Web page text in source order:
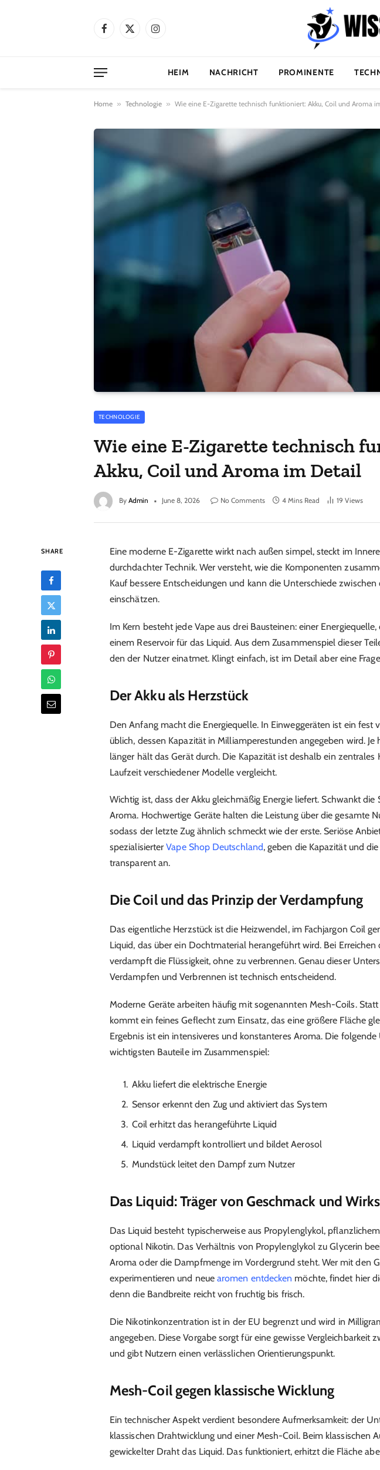
Facebook
X
Instagram
HEIM NACHRICHT PROMINENTE
Home » Technologie » Wie eine E-Zigarette technisch funktioniert: Akku, Coil und Aroma
TECHNOLOGIE
Wie eine E-Zigarette technisch
Akku, Coil und Aroma im Detail
By Admin June 8, 2026 No Comments 4 Mins Read 19 Views
SHARE
Eine moderne E-Zigarette wirkt nach außen simpel, steckt im
durchdachter Technik. Wer versteht, wie die Komponenten
Kauf bessere Entscheidungen und kann die Unterschiede zwischen
einschätzen.
Im Kern besteht jede Vape aus drei Bausteinen: einer
einem Reservoir für das Liquid. Aus dem Zusammenspiel dieser
den der Nutzer einatmet. Klingt einfach, ist im Detail aber eine
Der Akku als Herzstück
Den Anfang macht die Energiequelle. In Einweggeräten ist ein fest
üblich, dessen Kapazität in Milliamperestunden angegeben wird. Je
länger hält das Gerät durch. Die Kapazität ist deshalb ein zentrales
Laufzeit verschiedener Modelle vergleicht.
Wichtig ist, dass der Akku gleichmäßig Energie liefert. Schwankt die
Aroma. Hochwertige Geräte halten die Leistung über die gesamte
sodass der letzte Zug ähnlich schmeckt wie der erste. Seriöse
spezialisierterVape Shop Deutschland, geben die Kapazität und
transparent an.
Die Coil und das Prinzip der Verdampfung
Das eigentliche Herzstück ist die Heizwendel, im Fachjargon Coil
Liquid, das über ein Dochtmaterial herangeführt wird. Bei
verdampft die Flüssigkeit, ohne zu verbrennen. Genau dieser
Verdampfen und Verbrennen ist technisch entscheidend.
Moderne Geräte arbeiten häufig mit sogenannten Mesh-Coils.
kommt ein feines Geflecht zum Einsatz, das eine größere Fläche
Ergebnis ist ein intensiveres und konstanteres Aroma. Die
wichtigsten Bauteile im Zusammenspiel:
Akku liefert die elektrische Energie
Sensor erkennt den Zug und aktiviert das System
Coil erhitzt das herangeführte Liquid
Liquid verdampft kontrolliert und bildet Aerosol
Mundstück leitet den Dampf zum Nutzer
Das Liquid: Träger von Geschmack und
Das Liquid besteht typischerweise aus Propylenglykol,
optional Nikotin. Das Verhältnis von Propylenglykol zu Glycerin
Aroma oder die Dampfmenge im Vordergrund steht. Wer mit den
experimentieren und neue aromen entdecken möchte, findet hier
denn die Bandbreite reicht von fruchtig bis frisch.
Die Nikotinkonzentration ist in der EU begrenzt und wird in
angegeben. Diese Vorgabe sorgt für eine gewisse Vergleichbarkeit
und gibt Nutzern einen verlässlichen Orientierungspunkt.
Mesh-Coil gegen klassische Wicklung
Ein technischer Aspekt verdient besondere Aufmerksamkeit: der
klassischen Drahtwicklung und einer Mesh-Coil. Beim klassischen
gewickelter Draht das Liquid. Das funktioniert, erhitzt die Fläche